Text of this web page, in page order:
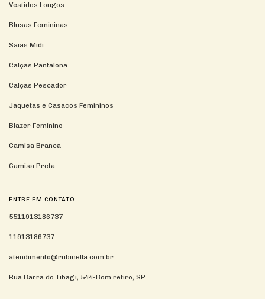
Vestidos Longos
Blusas Femininas
Saias Midi
Calças Pantalona
Calças Pescador
Jaquetas e Casacos Femininos
Blazer Feminino
Camisa Branca
Camisa Preta
ENTRE EM CONTATO
5511913186737
11913186737
atendimento@rubinella.com.br
Rua Barra do Tibagi, 544-Bom retiro, SP